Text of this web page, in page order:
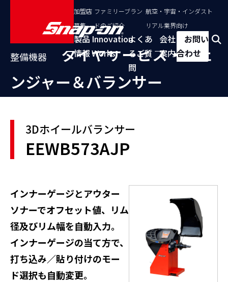
加盟店
募集
ファミリーブラン
ドのご紹介
航空・宇宙・インダスト
リアル業界向け
製品
情報
Innovation
Works
よくあ
るご質
問
会社
案内
お問い
合わせ
整備機器
タイヤサービス・チェ
ンジャー＆バランサー
3Dホイールバランサー
EEWB573AJP
インナーゲージとアウター
ソナーでオフセット値、リム
径及びリム幅を自動入力。
インナーゲージの当て方で、
打ち込み／貼り付けのモー
ド選択も自動変更。